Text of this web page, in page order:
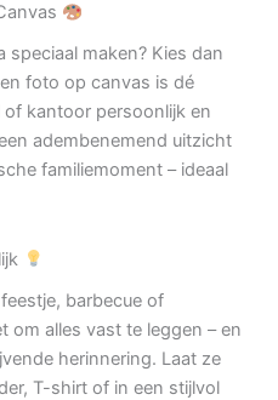
maken? Kies dan
foto op canvas is dé
kantoor persoonlijk en
adembenemend uitzicht
familiemoment – ideaal
barbecue of
om alles vast te leggen – en
herinnering. Laat ze
T-shirt of in een stijlvol